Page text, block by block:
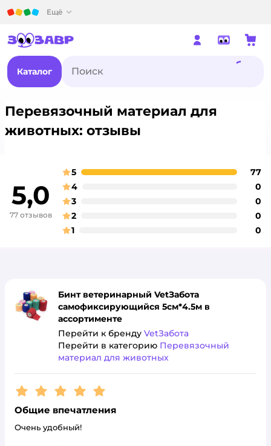
Ещё
Каталог
Перевязочный материал для
животных: отзывы
5,0
77 отзывов
оценка
5 77
оценка
4 0
оценка
3 0
оценка
2 0
оценка
1 0
Бинт ветеринарный VetЗабота
самофиксирующийся 5см*4.5м в
ассортименте
Перейти к бренду VetЗабота
Перейти в категорию Перевязочный
материал для животных
Рейтинг:5
Общие впечатления
Очень удобный!